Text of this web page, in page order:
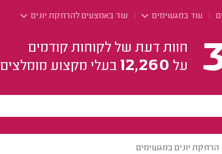
עוד במגשימים עוד באמצעים להרחקת יונים
חוות דעת של לקוחות קודמים
על 12,260 בעלי מקצוע מומלצים
הרחקת יונים במגשימים